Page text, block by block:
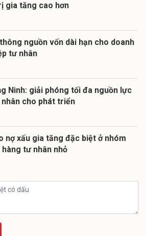
gia tăng cao hơn
nguồn vốn dài hạn cho doanh
tư nhân
Ninh: giải phóng tối đa nguồn lực
cho phát triển
nợ xấu gia tăng đặc biệt ở nhóm
hàng tư nhân nhỏ